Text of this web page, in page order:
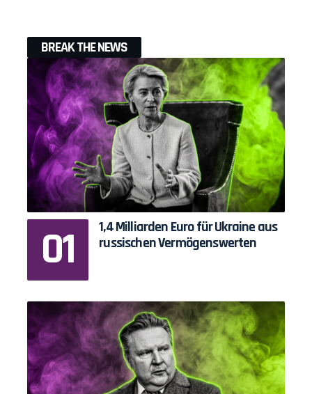
BREAK THE NEWS
1,4 Milliarden Euro für Ukraine aus
russischen Vermögenswerten